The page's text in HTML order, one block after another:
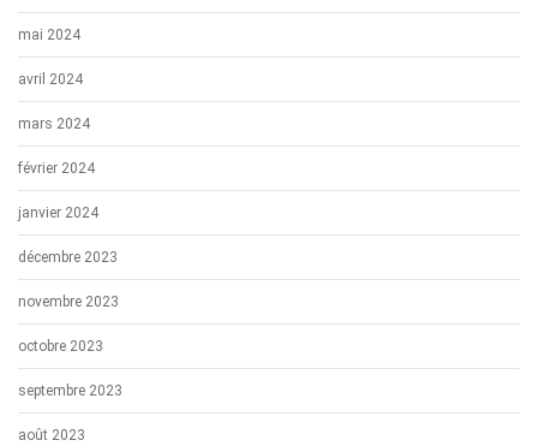
mai 2024
avril 2024
mars 2024
février 2024
janvier 2024
décembre 2023
novembre 2023
octobre 2023
septembre 2023
août 2023